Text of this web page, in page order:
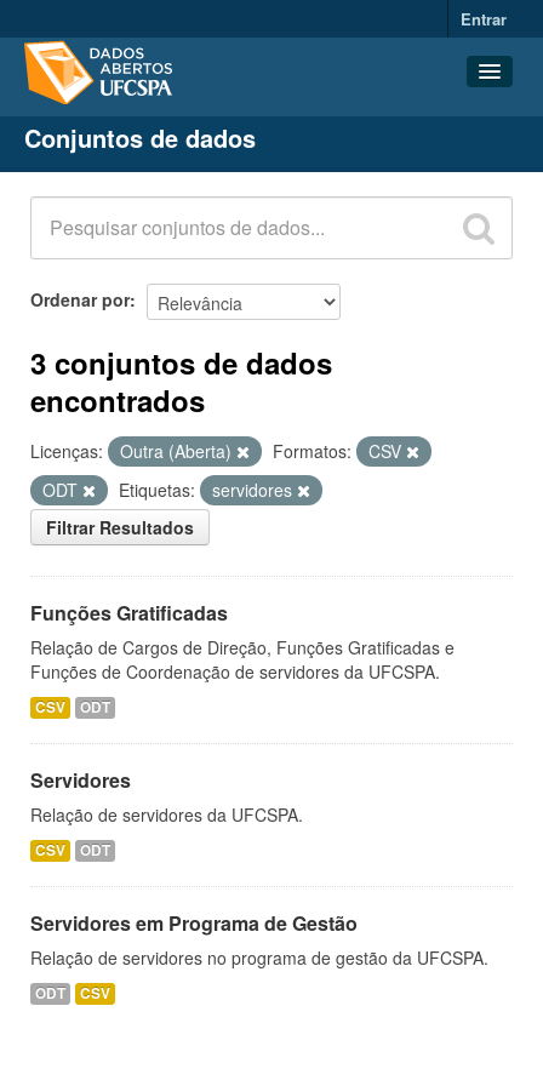
Entrar
Conjuntos de dados
Organizações
Grupos
Sobre
Conjuntos de dados
Ordenar por
3 conjuntos de dados
encontrados
Licenças: Outra (Aberta) Formatos:
CSV
ODT
Etiquetas:
servidores
Filtrar Resultados
Funções Gratificadas
Relação de Cargos de Direção, Funções Gratificadas e
Funções de Coordenação de servidores da UFCSPA.
CSV ODT
Servidores
Relação de servidores da UFCSPA.
CSV ODT
Servidores em Programa de Gestão
Relação de servidores no programa de gestão da UFCSPA.
ODT CSV